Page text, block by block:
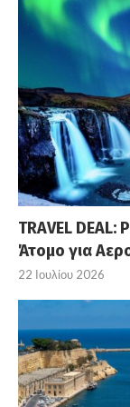
TRAVEL
Άτομο για
22 Ιουλίου 2026